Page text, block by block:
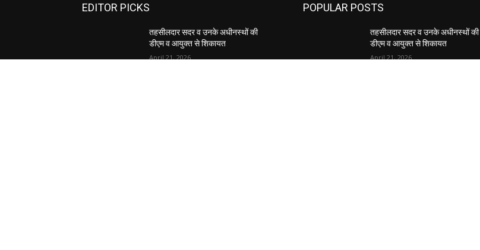
EDITOR PICKS
तहसीलदार सदर व उनके अधीनस्थों की
डीएम व आयुक्त से शिकायत
April 21, 2026
POPULAR POSTS
तहसीलदार सदर व उनके अधीनस्थों की
डीएम व आयुक्त से शिकायत
April 21, 2026